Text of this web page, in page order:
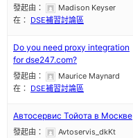
發起由：
Madison Keyser
在： DSE補習討論區
Do you need proxy integration
for dse247.com?
發起由：
Maurice Maynard
在： DSE補習討論區
Автосервис Тойота в Москве
發起由：
Avtoservis_dkKt